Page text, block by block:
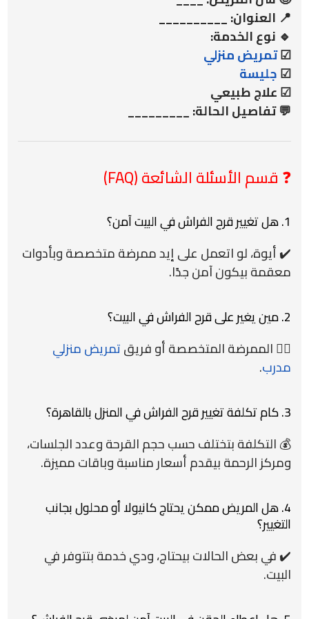
📍 العنوان: __________
🔹 نوع الخدمة:
☑تمريض منزلي
☑جليسة
☑ علاج طبيعي
💬 تفاصيل الحالة: _________
❓ قسم الأسئلة الشائعة (FAQ)
1. هل تغيير قرح الفراش في البيت آمن؟
✔️ أيوة، لو اتعمل على إيد ممرضة متخصصة وبأدوات
معقمة بيكون آمن جدًا.
2. مين يغير على قرح الفراش في البيت؟
👩‍⚕️ الممرضة المتخصصة أو فريقتمريض منزلي
مدرب.
3. كام تكلفة تغيير قرح الفراش في المنزل بالقاهرة؟
💰 التكلفة بتختلف حسب حجم القرحة وعدد الجلسات،
ومركز الرحمة بيقدم أسعار مناسبة وباقات مميزة.
4. هل المريض ممكن يحتاج كانيولا أو محلول بجانب
التغيير؟
✔️ في بعض الحالات بيحتاج، ودي خدمة بتتوفر في
البيت.